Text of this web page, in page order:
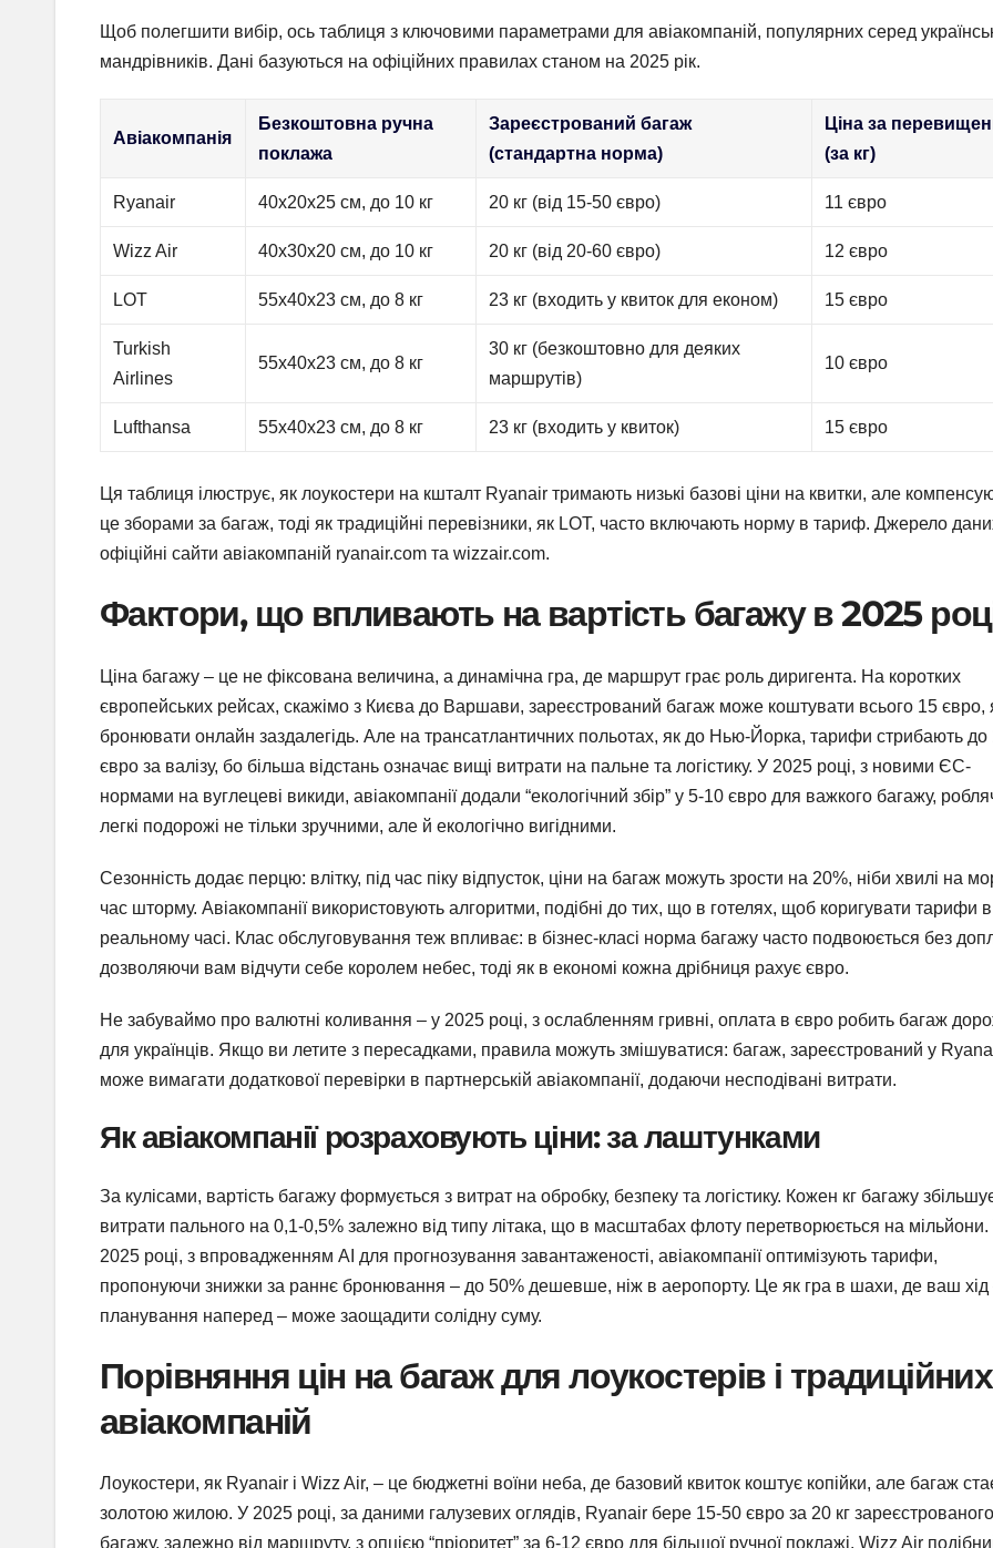
Щоб полегшити вибір, ось таблиця з ключовими параметрами для авіакомпаній, популярних серед
мандрівників. Дані базуються на офіційних правилах станом на 2025 рік.
Авіакомпанія
Безкоштовна ручна
поклажа
Зареєстрований багаж
(стандартна норма)
Ціна за
(за кг)
Ryanair 40x20x25 см, до 10 кг 20 кг (від 15-50 євро) 11 євро
Wizz Air 40x30x20 см, до 10 кг 20 кг (від 20-60 євро) 12 євро
LOT 55x40x23 см, до 8 кг 23 кг (входить у квиток для економ) 15 євро
Turkish
Airlines
55x40x23 см, до 8 кг
30 кг (безкоштовно для деяких
маршрутів)
10 євро
Lufthansa 55x40x23 см, до 8 кг 23 кг (входить у квиток) 15 євро
Ця таблиця ілюструє, як лоукостери на кшталт Ryanair тримають низькі базові ціни на квитки, але
це зборами за багаж, тоді як традиційні перевізники, як LOT, часто включають норму в тариф. Джерело
офіційні сайти авіакомпаній ryanair.com та wizzair.com.
Фактори, що впливають на вартість багажу в 2025
Ціна багажу – це не фіксована величина, а динамічна гра, де маршрут грає роль диригента. На коротких
європейських рейсах, скажімо з Києва до Варшави, зареєстрований багаж може коштувати всього 15 євро,
бронювати онлайн заздалегідь. Але на трансатлантичних польотах, як до Нью-Йорка, тарифи стрибають до
євро за валізу, бо більша відстань означає вищі витрати на пальне та логістику. У 2025 році, з новими ЄС-
нормами на вуглецеві викиди, авіакомпанії додали “екологічний збір” у 5-10 євро для важкого багажу,
легкі подорожі не тільки зручними, але й екологічно вигідними.
Сезонність додає перцю: влітку, під час піку відпусток, ціни на багаж можуть зрости на 20%, ніби хвилі на
час шторму. Авіакомпанії використовують алгоритми, подібні до тих, що в готелях, щоб коригувати тарифи в
реальному часі. Клас обслуговування теж впливає: в бізнес-класі норма багажу часто подвоюється без
дозволяючи вам відчути себе королем небес, тоді як в економі кожна дрібниця рахує євро.
Не забуваймо про валютні коливання – у 2025 році, з ослабленням гривні, оплата в євро робить багаж
для українців. Якщо ви летите з пересадками, правила можуть змішуватися: багаж, зареєстрований у
може вимагати додаткової перевірки в партнерській авіакомпанії, додаючи несподівані витрати.
Як авіакомпанії розраховують ціни: за лаштунками
За кулісами, вартість багажу формується з витрат на обробку, безпеку та логістику. Кожен кг багажу
витрати пального на 0,1-0,5% залежно від типу літака, що в масштабах флоту перетворюється на мільйони.
2025 році, з впровадженням AI для прогнозування завантаженості, авіакомпанії оптимізують тарифи,
пропонуючи знижки за раннє бронювання – до 50% дешевше, ніж в аеропорту. Це як гра в шахи, де ваш хід
планування наперед – може заощадити солідну суму.
Порівняння цін на багаж для лоукостерів і традиційних
авіакомпаній
Лоукостери, як Ryanair і Wizz Air, – це бюджетні воїни неба, де базовий квиток коштує копійки, але багаж
золотою жилою. У 2025 році, за даними галузевих оглядів, Ryanair бере 15-50 євро за 20 кг зареєстрованого
багажу, залежно від маршруту, з опцією “пріоритет” за 6-12 євро для більшої ручної поклажі. Wizz Air